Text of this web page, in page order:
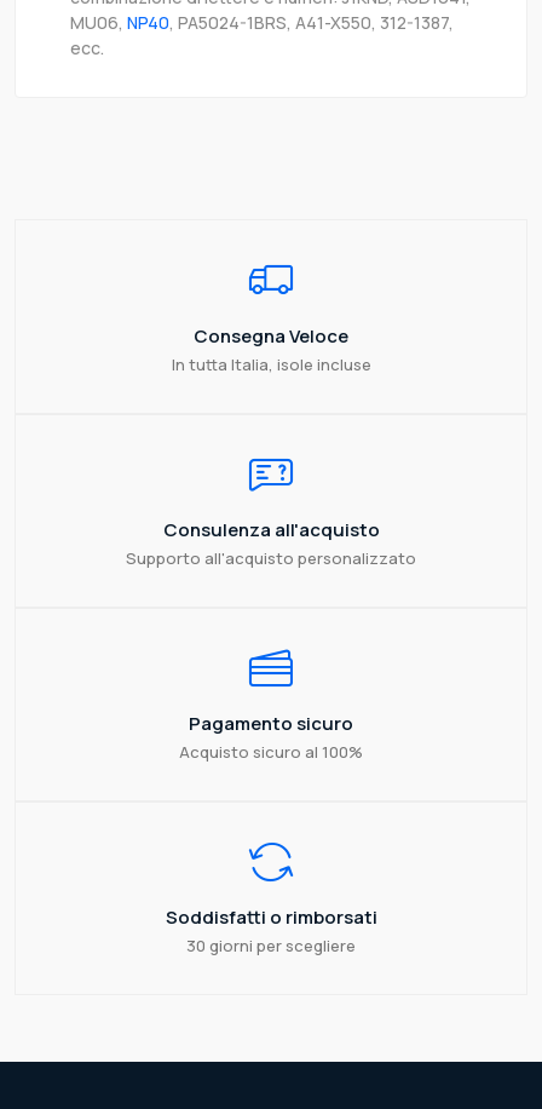
MU06, NP40, PA5024-1BRS, A41-X550, 312-1387,
ecc.
Consegna Veloce
In tutta Italia, isole incluse
Consulenza all'acquisto
Supporto all'acquisto personalizzato
Pagamento sicuro
Acquisto sicuro al 100%
Soddisfatti o rimborsati
30 giorni per scegliere